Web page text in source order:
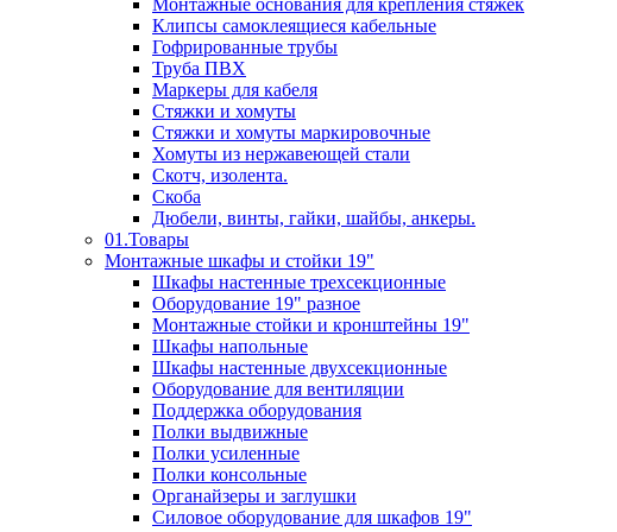
Монтажные основания для крепления стяжек
Клипсы самоклеящиеся кабельные
Гофрированные трубы
Труба ПВХ
Маркеры для кабеля
Стяжки и хомуты
Стяжки и хомуты маркировочные
Хомуты из нержавеющей стали
Скотч, изолента.
Скоба
Дюбели, винты, гайки, шайбы, анкеры.
01.Товары
Монтажные шкафы и стойки 19"
Шкафы настенные трехсекционные
Оборудование 19" разное
Монтажные стойки и кронштейны 19"
Шкафы напольные
Шкафы настенные двухсекционные
Оборудование для вентиляции
Поддержка оборудования
Полки выдвижные
Полки усиленные
Полки консольные
Органайзеры и заглушки
Силовое оборудование для шкафов 19"